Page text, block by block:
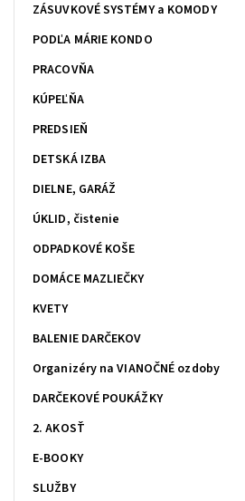
ZÁSUVKOVÉ SYSTÉMY a KOMODY
PODĽA MÁRIE KONDO
PRACOVŇA
KÚPEĽŇA
PREDSIEŇ
DETSKÁ IZBA
DIELNE, GARÁŽ
ÚKLID, čistenie
ODPADKOVÉ KOŠE
DOMÁCE MAZLIEČKY
KVETY
BALENIE DARČEKOV
Organizéry na VIANOČNÉ ozdoby
DARČEKOVÉ POUKÁŽKY
2. AKOSŤ
E-BOOKY
SLUŽBY